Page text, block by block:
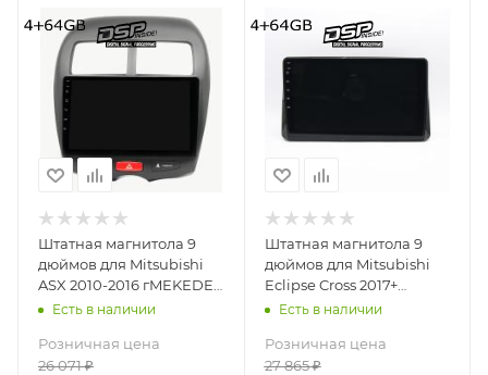
Штатная магнитола 9
дюймов для Mitsubishi
ASX 2010-2016 гMEKEDE
X20-PRO 1884-6480
4+64 Gb 8 ядер
Есть в наличии
Розничная цена
26 071₽
Штатная магнитола 9
дюймов для Mitsubishi
Eclipse Cross 2017+
MEKEDE X20-PRO 3981-
13 4+64 Gb 8 ядер
Есть в наличии
Розничная цена
27 865₽